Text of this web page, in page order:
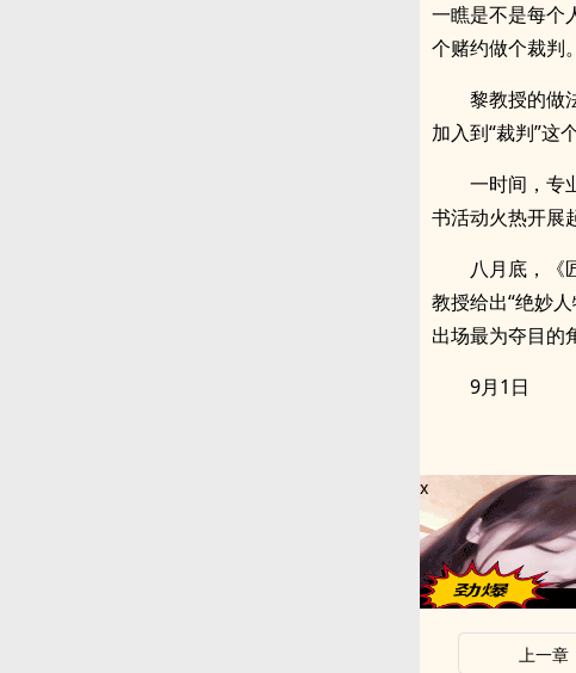
一瞧是不是每个
个赌约做个裁判。
黎教授的做
加入到“裁判”这
一时间，专
书活动火热开展
八月底，《
教授给出“绝妙
出场最为夺目的
9月1日
x
上一章